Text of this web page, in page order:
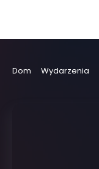
Dom Wydarzenia